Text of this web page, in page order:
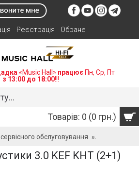
Реєстрація Обране
«Music Hall» працює Пн, Ср, Пт
з 13:00 до 18:00!!!
Товарів: 0 (0 грн.)
обслуговування
3.0 KEF KHT (2+1)